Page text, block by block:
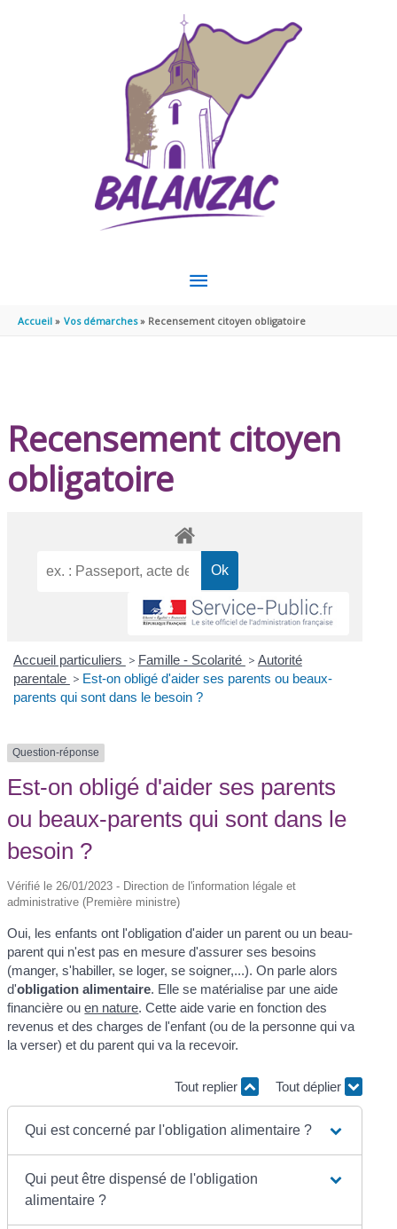
MENU
PRINCIPAL
Accueil Vos démarches Recensement citoyen obligatoire
Recensement citoyen
obligatoire
Accueil particuliers > Famille - Scolarité > Autorité
parentale > Est-on obligé d'aider ses parents ou beaux-
parents qui sont dans le besoin ?
Question-réponse
Est-on obligé d'aider ses parents
ou beaux-parents qui sont dans le
besoin ?
Vérifié le 26/01/2023 - Direction de l'information légale et
administrative (Première ministre)
Oui, les enfants ont l'obligation d'aider un parent ou un beau-
parent qui n'est pas en mesure d'assurer ses besoins
(manger, s'habiller, se loger, se soigner,...). On parle alors
d'obligation alimentaire. Elle se matérialise par une aide
financière ouen nature. Cette aide varie en fonction des
revenus et des charges de l'enfant (ou de la personne qui va
la verser) et du parent qui va la recevoir.
Tout replier Tout déplier
Qui est concerné par l'obligation alimentaire ?
Qui peut être dispensé de l'obligation
alimentaire ?